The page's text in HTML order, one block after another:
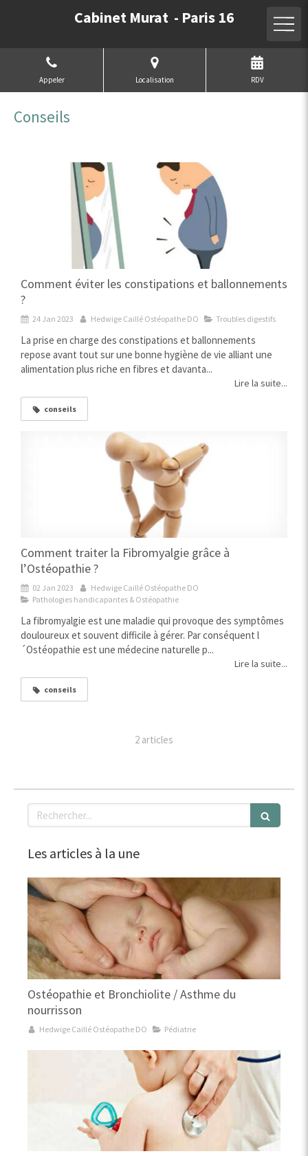
Cabinet Murat - Paris 16
Appeler Localisation RDV
Conseils
Comment éviter les constipations et ballonnements
?
24 Jan 2023 Hedwige Caillé Ostéopathe DO Troubles digestifs
La prise en charge des constipations et ballonnements
repose avant tout sur une bonne hygiène de vie alliant une
alimentation plus riche en fibres et davanta...
Lire la suite...
conseils
Comment traiter la Fibromyalgie grâce à
l’Ostéopathie ?
02 Jan 2023
Hedwige Caillé Ostéopathe DO
Pathologies handicapantes & Ostéopathie
La fibromyalgie est une maladie qui provoque des symptômes
douloureux et souvent difficile à gérer. Par conséquent l
´Ostéopathie est une médecine naturelle p...
Lire la suite...
conseils
2 articles
Rechercher
Les articles à la une
Ostéopathie et Bronchiolite / Asthme du
nourrisson
Hedwige Caillé Ostéopathe DO Pédiatrie